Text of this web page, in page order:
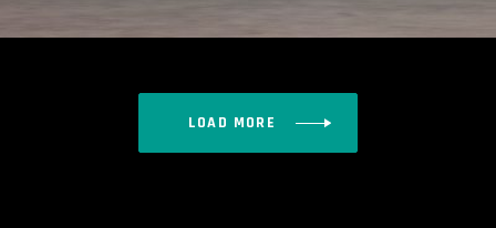
LOAD MORE